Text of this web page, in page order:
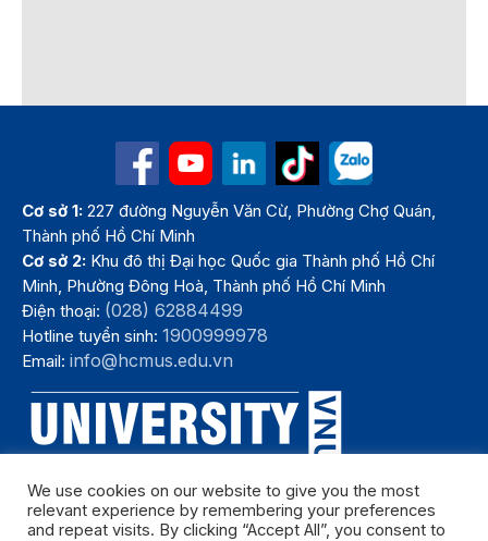
Cơ sở 1: 227 đường Nguyễn Văn Cừ, Phường Chợ Quán,
Thành phố Hồ Chí Minh
Cơ sở 2: Khu đô thị Đại học Quốc gia Thành phố Hồ Chí
Minh, Phường Đông Hoà, Thành phố Hồ Chí Minh
Điện thoại: (028) 62884499
Hotline tuyển sinh:1900999978
Email:info@hcmus.edu.vn
We use cookies on our website to give you the most
relevant experience by remembering your preferences
and repeat visits. By clicking “Accept All”, you consent to